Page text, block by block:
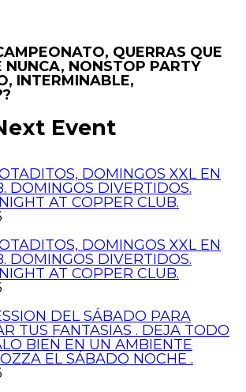
QUERRAS QUE
NUNCA, NONSTOP PARTY
INTERMINABLE,
Event
DOMINGOS XXL EN
DOMINGOS DIVERTIDOS.
AT COPPER CLUB.
DOMINGOS XXL EN
DOMINGOS DIVERTIDOS.
AT COPPER CLUB.
DEL SÁBADO PARA
TUS FANTASIAS . DEJA TODO
BIEN EN UN AMBIENTE
EL SÁBADO NOCHE .